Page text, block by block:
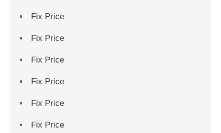
Fix Price
Fix Price
Fix Price
Fix Price
Fix Price
Fix Price